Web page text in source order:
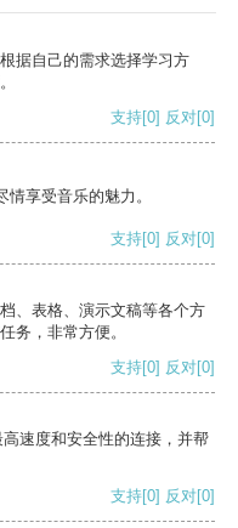
据自己的需求选择学习方
支持[0] 反对[0]
享受音乐的魅力。
支持[0] 反对[0]
、表格、演示文稿等各个方
务，非常方便。
支持[0] 反对[0]
速度和安全性的连接，并帮
支持[0] 反对[0]